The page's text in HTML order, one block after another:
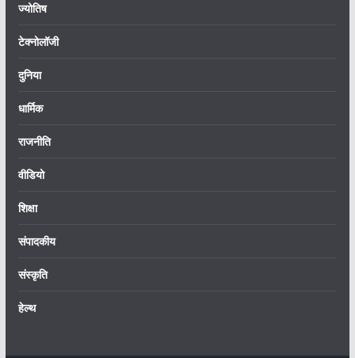
ज्योतिष
टेक्नोलॉजी
दुनिया
धार्मिक
राजनीति
वीडियो
शिक्षा
संपादकीय
संस्कृति
हेल्थ